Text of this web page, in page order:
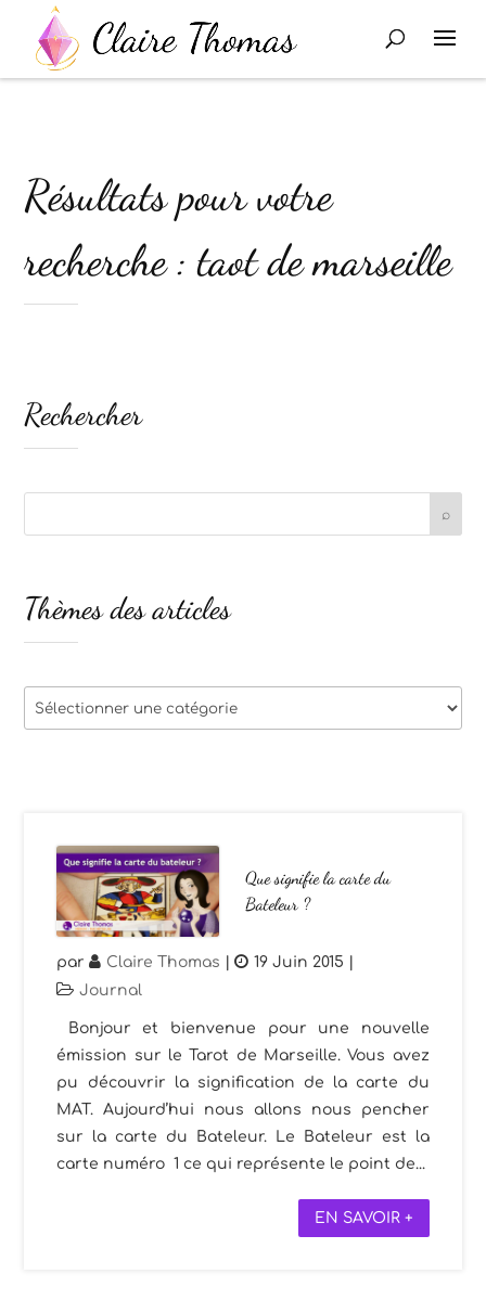
Résultats pour votre
recherche : taot de marseille
Que signifie la carte du
Bateleur ?
par Claire Thomas | 19 Juin 2015
Journal
Bonjour et bienvenue pour une nouvelle
émission sur le Tarot de Marseille. Vous avez
pu découvrir la signification de la carte du
MAT. Aujourd’hui nous allons nous pencher
sur la carte du Bateleur. Le Bateleur est la
carte numéro 1 ce qui représente le point de...
EN SAVOIR +
Rechercher
Thèmes des articles
Thèmes
des